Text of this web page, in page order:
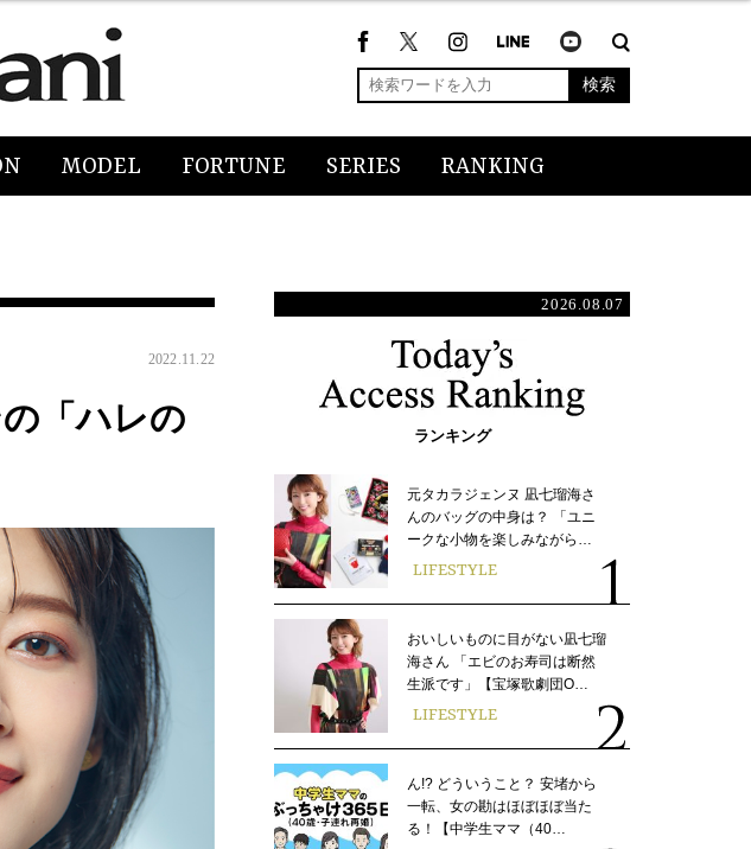
検索
MODEL FORTUNE SERIES RANKING
2022.11.22
「ハレの
2026.08.07
ランキング
元タカラジェンヌ 凪七瑠海さ
んのバッグの中身は？ 「ユニ
ークな小物を楽しみながら…
LIFESTYLE
おいしいものに目がない凪七瑠
海さん 「エビのお寿司は断然
生派です」【宝塚歌劇団O…
LIFESTYLE
ん!? どういうこと？ 安堵から
一転、女の勘はほぼほぼ当た
る！【中学生ママ（40…